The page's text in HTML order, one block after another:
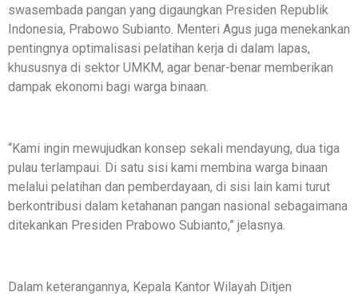
swasembada pangan yang digaungkan Presiden Republik
Indonesia, Prabowo Subianto. Menteri Agus juga menekankan
pentingnya optimalisasi pelatihan kerja di dalam lapas,
khususnya di sektor UMKM, agar benar-benar memberikan
dampak ekonomi bagi warga binaan.
“Kami ingin mewujudkan konsep sekali mendayung, dua tiga
pulau terlampaui. Di satu sisi kami membina warga binaan
melalui pelatihan dan pemberdayaan, di sisi lain kami turut
berkontribusi dalam ketahanan pangan nasional sebagaimana
ditekankan Presiden Prabowo Subianto,” jelasnya.
Dalam keterangannya, Kepala Kantor Wilayah Ditjen